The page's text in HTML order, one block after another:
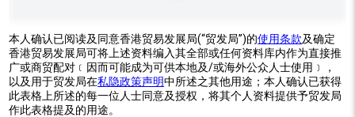
本人确认已阅读及同意香港贸易发展局(“贸发局”)的使用条款及确定
香港贸易发展局可将上述资料编入其全部或任何资料库内作为直接推
广或商贸配对﹝因而可能成为可供本地及/或海外公众人士使用﹞，
以及用于贸发局在私隐政策声明中所述之其他用途；本人确认已获得
此表格上所述的每一位人士同意及授权，将其个人资料提供予贸发局
作此表格提及的用途。